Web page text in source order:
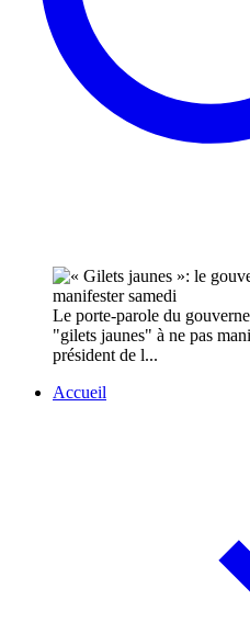
Le porte-parole du
"gilets jaunes" à ne pas
président de l...
Accueil